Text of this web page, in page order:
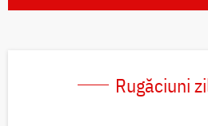
Rugăciuni